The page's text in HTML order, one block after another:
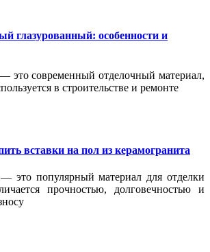
глазурованный: особенности и
это современный отделочный материал,
в строительстве и ремонте
вставки на пол из керамогранита
это популярный материал для отделки
прочностью, долговечностью и